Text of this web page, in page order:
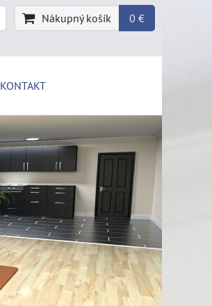
Nákupný košík 0 €
KONTAKT